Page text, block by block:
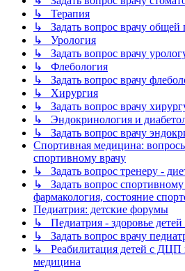
↳ Терапия
↳ Задать вопрос врачу общей
↳ Урология
↳ Задать вопрос врачу
↳ Флебология
↳ Задать вопрос врачу
↳ Хирургия
↳ Задать вопрос врачу
↳ Эндокринология и
↳ Задать вопрос врачу
Спортивная медицина:
спортивному врачу
↳ Задать вопрос тренеру -
↳ Задать вопрос спортивному
фармакология, состояние
Педиатрия: детские форумы
↳ Педиатрия - здоровье детей
↳ Задать вопрос врачу
↳ Реабилитация детей с ДЦП
медицина